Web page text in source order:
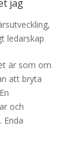
jag
,
ledarskap
är som om
att bryta
och
Enda